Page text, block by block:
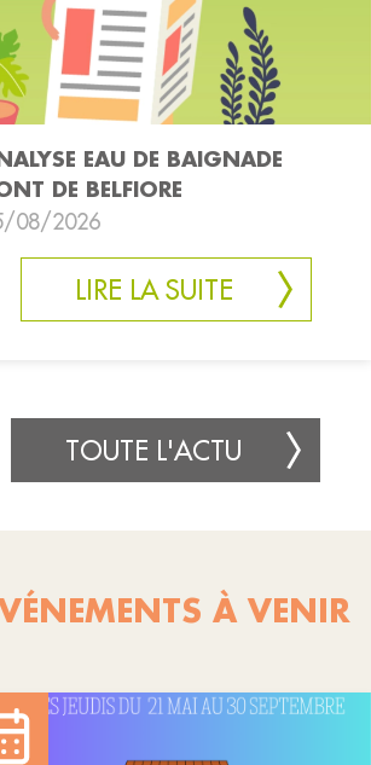
EAU DE BAIGNADE
DE BELFIORE
08/2026
LIRE LA SUITE
TOUTE L'ACTU
À VENIR